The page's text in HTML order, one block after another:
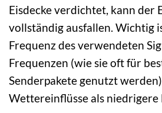
Eisdecke verdichtet, kann der
vollständig ausfallen. Wichtig
Frequenz des verwendeten
Frequenzen (wie sie oft für
Senderpakete genutzt
Wettereinflüsse als niedrigere